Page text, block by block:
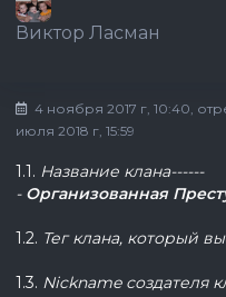
Виктор Ласман
4 ноября 2017 г, 10:40,
июля 2018 г, 15:59
1.1. Название клана------
- Организованная
1.2. Тег клана, который
1.3. Nickname создателя